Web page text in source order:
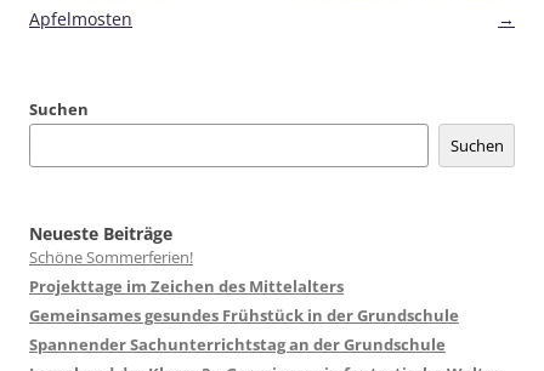
Apfelmosten
→
Suchen
Suchen
Neueste Beiträge
Schöne Sommerferien!
Projekttage im Zeichen des Mittelalters
Gemeinsames gesundes Frühstück in der Grundschule
Spannender Sachunterrichtstag an der Grundschule